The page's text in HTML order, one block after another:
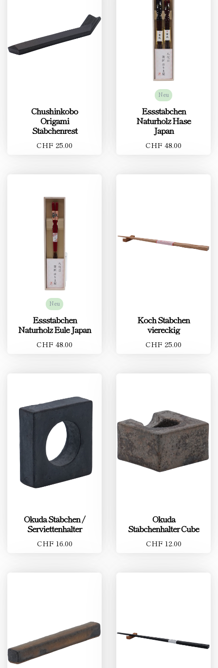
Chushinkobo
Origami
Stäbchenrest
CHF 25.00
Neu
Essstäbchen
Naturholz Hase
Japan
CHF 48.00
Neu
Essstäbchen
Naturholz Eule Japan
CHF 48.00
Koch Stäbchen
viereckig
CHF 25.00
Okuda Stäbchen /
Serviettenhalter
CHF 16.00
Okuda
Stäbchenhalter Cube
CHF 12.00